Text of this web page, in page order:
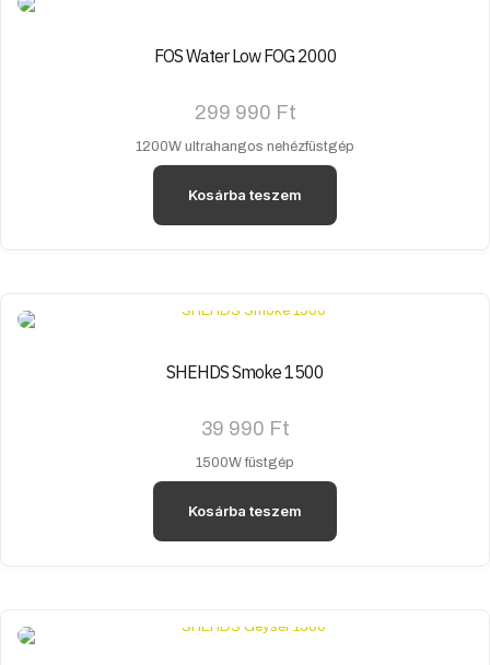
FOS Water Low FOG 2000
299 990 Ft
1200W ultrahangos nehézfüstgép
Kosárba teszem
SHEHDS Smoke 1500
39 990 Ft
1500W füstgép
Kosárba teszem